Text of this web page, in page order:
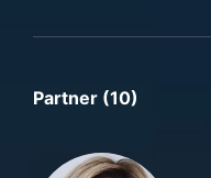
Partner (10)